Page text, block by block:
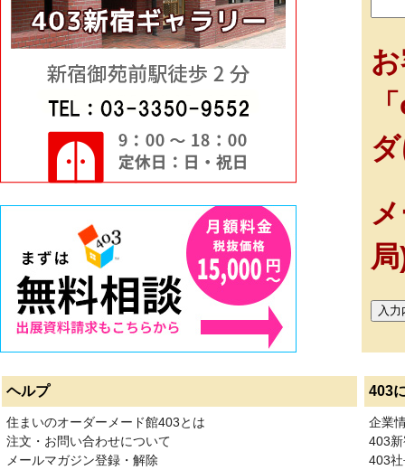
ヘルプ 403
住まいのオーダーメード館403とは
注文・お問い合わせについて
メールマガジン登録・解除
企業
403
403